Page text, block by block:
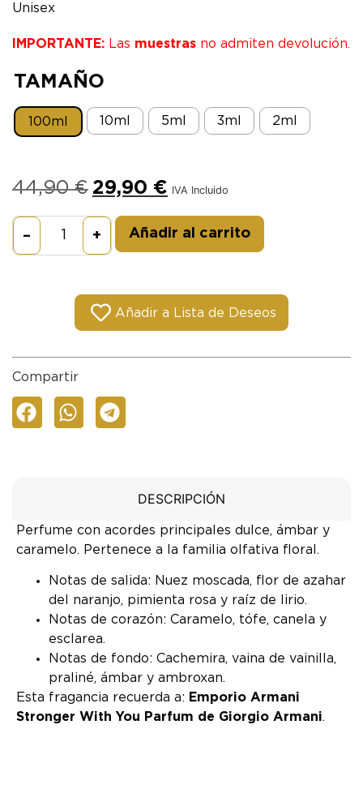
Unisex
IMPORTANTE: Las muestras no admiten devolución.
TAMAÑO
100ml 10ml 5ml 3ml 2ml
44,90€ 29,90 € IVA Incluido
– + Añadir al carrito
Añadir a Lista de Deseos
Compartir
DESCRIPCIÓN
Perfume con acordes principales dulce, ámbar y
caramelo. Pertenece a la familia olfativa floral.
Notas de salida: Nuez moscada, flor de azahar
del naranjo, pimienta rosa y raíz de lirio.
Notas de corazón: Caramelo, tófe, canela y
esclarea.
Notas de fondo: Cachemira, vaina de vainilla,
praliné, ámbar y ambroxan.
Esta fragancia recuerda a: Emporio Armani
Stronger With You Parfum de Giorgio Armani.